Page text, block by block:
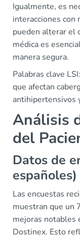
Igualmente, es
interacciones con
pueden alterar el
médica es
manera segura.
Palabras clave
que afectan
antihipertensivos
Análisis
del
Datos de
españoles)
Las encuestas
muestran que un
mejoras notables
Dostinex. Esto